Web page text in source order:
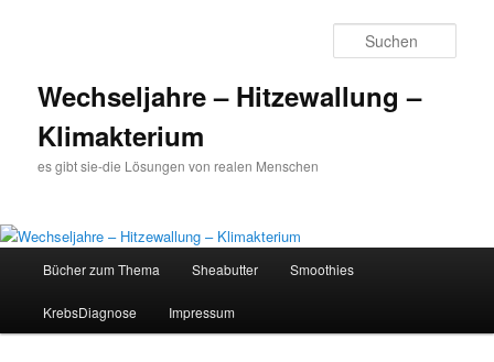
Wechseljahre – Hitzewallung –
Klimakterium
es gibt sie-die Lösungen von realen Menschen
Zum
Inhalt
Zum
sekundären
Bücher zum Thema Sheabutter Smoothies
KrebsDiagnose Impressum